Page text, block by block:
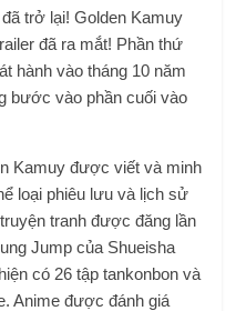
trở lại! Golden Kamuy
đã ra mắt! Phần thứ
hành vào tháng 10 năm
bước vào phần cuối vào
Kamuy được viết và minh
loại phiêu lưu và lịch sử
tranh được đăng lần
Jump của Shueisha
có 26 tập tankonbon và
Anime được đánh giá